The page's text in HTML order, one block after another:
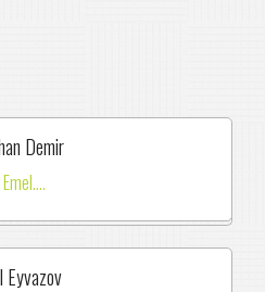
Demir
Eyvazov